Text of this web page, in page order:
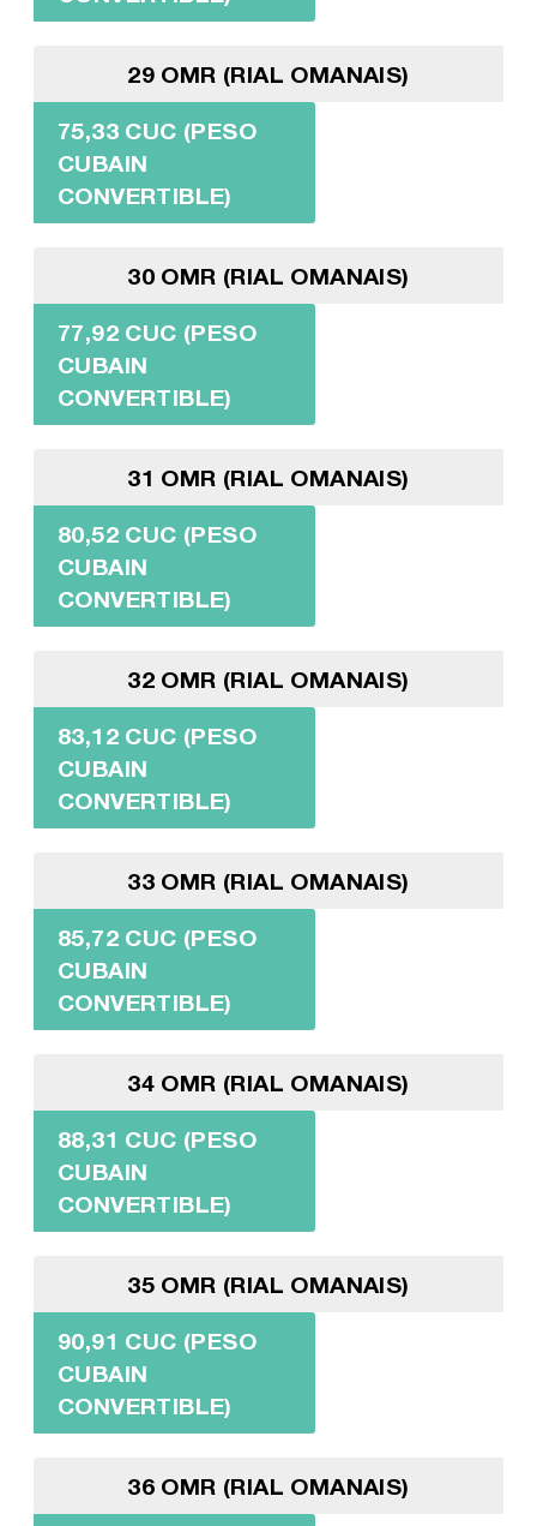
29 OMR (RIAL OMANAIS)
75,33 CUC (PESO
CUBAIN
CONVERTIBLE)
30 OMR (RIAL OMANAIS)
77,92 CUC (PESO
CUBAIN
CONVERTIBLE)
31 OMR (RIAL OMANAIS)
80,52 CUC (PESO
CUBAIN
CONVERTIBLE)
32 OMR (RIAL OMANAIS)
83,12 CUC (PESO
CUBAIN
CONVERTIBLE)
33 OMR (RIAL OMANAIS)
85,72 CUC (PESO
CUBAIN
CONVERTIBLE)
34 OMR (RIAL OMANAIS)
88,31 CUC (PESO
CUBAIN
CONVERTIBLE)
35 OMR (RIAL OMANAIS)
90,91 CUC (PESO
CUBAIN
CONVERTIBLE)
36 OMR (RIAL OMANAIS)